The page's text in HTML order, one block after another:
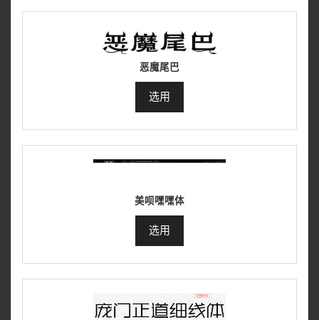
恶魔尾巴
选用
美呗嘿嘿体
选用